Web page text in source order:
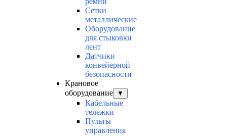
Сетки
металлические
Оборудование
для стыковки
лент
Датчики
конвейерной
безопасности
Крановое
оборудование
▼
Кабельные
тележки
Пульты
управления